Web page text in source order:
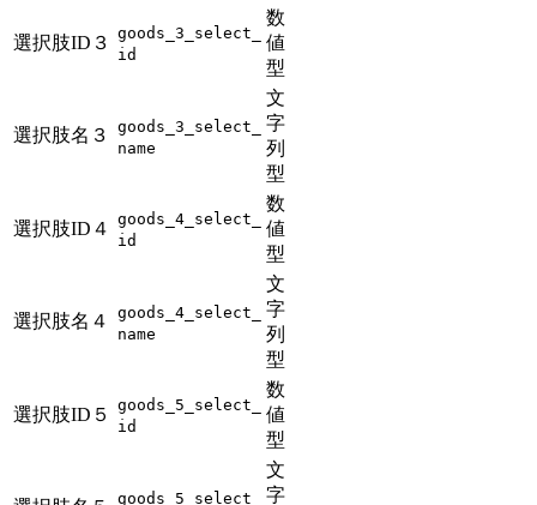
選択肢ID３ goods_3_select_
id
数
値
型
選択肢名３
goods_3_select_
name
文
字
列
型
選択肢ID４ goods_4_select_
id
数
値
型
選択肢名４
goods_4_select_
name
文
字
列
型
選択肢ID５
goods_5_select_
id
数
値
型
goods_5_select_
文
字